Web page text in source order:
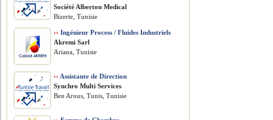
Société Alberton Medical
Bizerte, Tunisie
›› Ingénieur Process / Fluides Industriels
Akremi Sarl
Ariana, Tunisie
›› Assistante de Direction
Synchro Multi Services
Ben Arous, Tunis, Tunisie